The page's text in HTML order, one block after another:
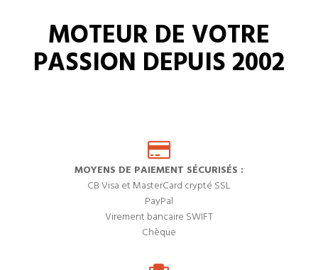
MOTEUR DE VOTRE
PASSION DEPUIS 2002
MOYENS DE PAIEMENT SÉCURISÉS :
CB Visa et MasterCard crypté SSL
PayPal
Virement bancaire SWIFT
Chèque